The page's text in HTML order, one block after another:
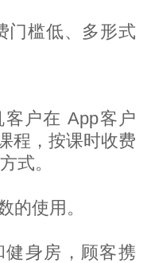
门槛低、多形式
户在 App客户
程，按课时收费
式。
的使用。
健身房，顾客携